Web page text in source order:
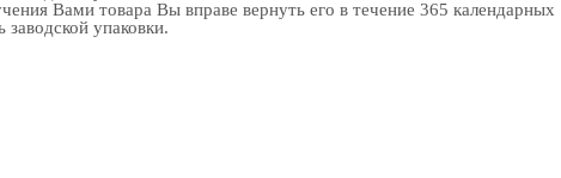
Вами товара Вы вправе вернуть его в течение 365 календарных
упаковки.